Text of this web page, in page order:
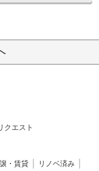
クエスト
・賃貸
リノベ済み